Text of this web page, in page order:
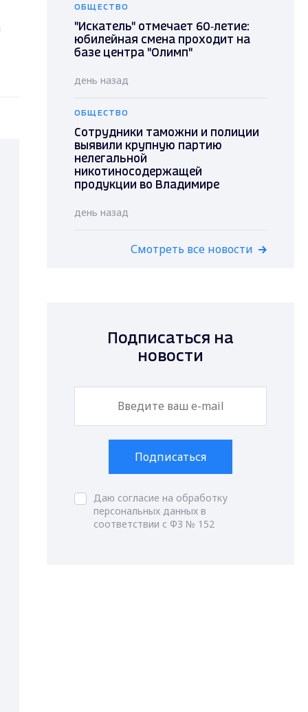
ОБЩЕСТВО
"Искатель" отмечает 60‑летие:
юбилейная смена проходит на
базе центра "Олимп"
день назад
ОБЩЕСТВО
Сотрудники таможни и полиции
выявили крупную партию
нелегальной
никотиносодержащей
продукции во Владимире
день назад
Смотреть все новости
Подписаться на
новости
Подписаться
Даю согласие на обработку
персональных данных в
соответствии с ФЗ № 152